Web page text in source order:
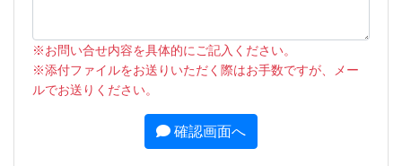
※お問い合せ内容を具体的にご記入ください。
※添付ファイルをお送りいただく際はお手数ですが、メー
ルでお送りください。
確認画面へ